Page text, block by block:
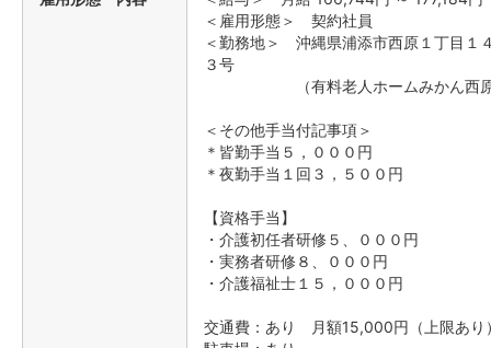
＜雇用形態＞ 契約社員
＜勤務地＞ 沖縄県浦添市西原１丁目１
３号
（有料老人ホームみかん西
＜その他手当付記事項＞
＊皆勤手当５，０００円
＊夜勤手当１回３，５００円
【資格手当】
・介護初任者研修５、０００円
・実務者研修８、０００円
・介護福祉士１５，０００円
交通費：あり 月額15,000円（上限あり